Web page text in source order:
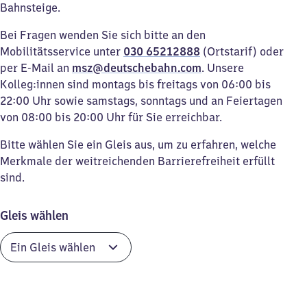
Bahnsteige.
Bei Fragen wenden Sie sich bitte an den
Mobilitätsservice unter 030 65212888 (Ortstarif) oder
per E-Mail an msz@deutschebahn.com. Unsere
Kolleg:innen sind montags bis freitags von 06:00 bis
22:00 Uhr sowie samstags, sonntags und an Feiertagen
von 08:00 bis 20:00 Uhr für Sie erreichbar.
Bitte wählen Sie ein Gleis aus, um zu erfahren, welche
Merkmale der weitreichenden Barrierefreiheit erfüllt
sind.
Gleis wählen